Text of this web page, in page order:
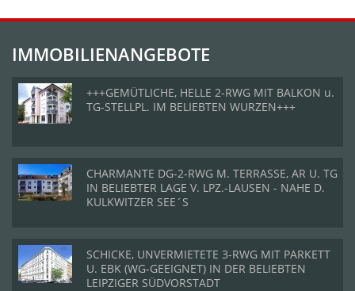
IMMOBILIENANGEBOTE
+++GEMÜTLICHE, HELLE 2-RWG MIT BALKON u.
TG-STELLPL. IM BELIEBTEN WURZEN+++
CHARMANTE DG-2-RWG M. TERRASSE, AR U. TG
IN BELIEBTER LAGE V. LPZ.-LAUSEN - NAHE D.
KULKWITZER SEE´S
SCHICKE, UNVERMIETETE 3-RWG MIT PARKETT
U. EBK (WG-GEEIGNET) IN DER BELIEBTEN
LEIPZIGER SÜDVORSTADT